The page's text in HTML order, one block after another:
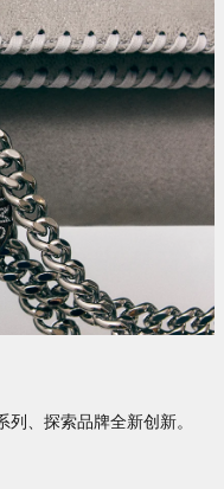
、探索品牌全新创新。